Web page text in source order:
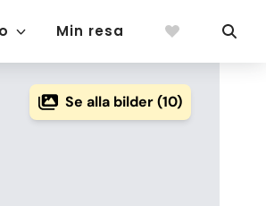
Min resa
Se alla bilder (10)